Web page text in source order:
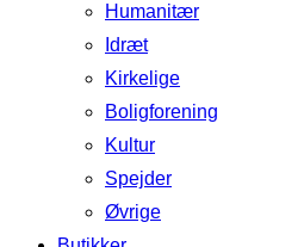
Humanitær
Idræt
Kirkelige
Boligforening
Kultur
Spejder
Øvrige